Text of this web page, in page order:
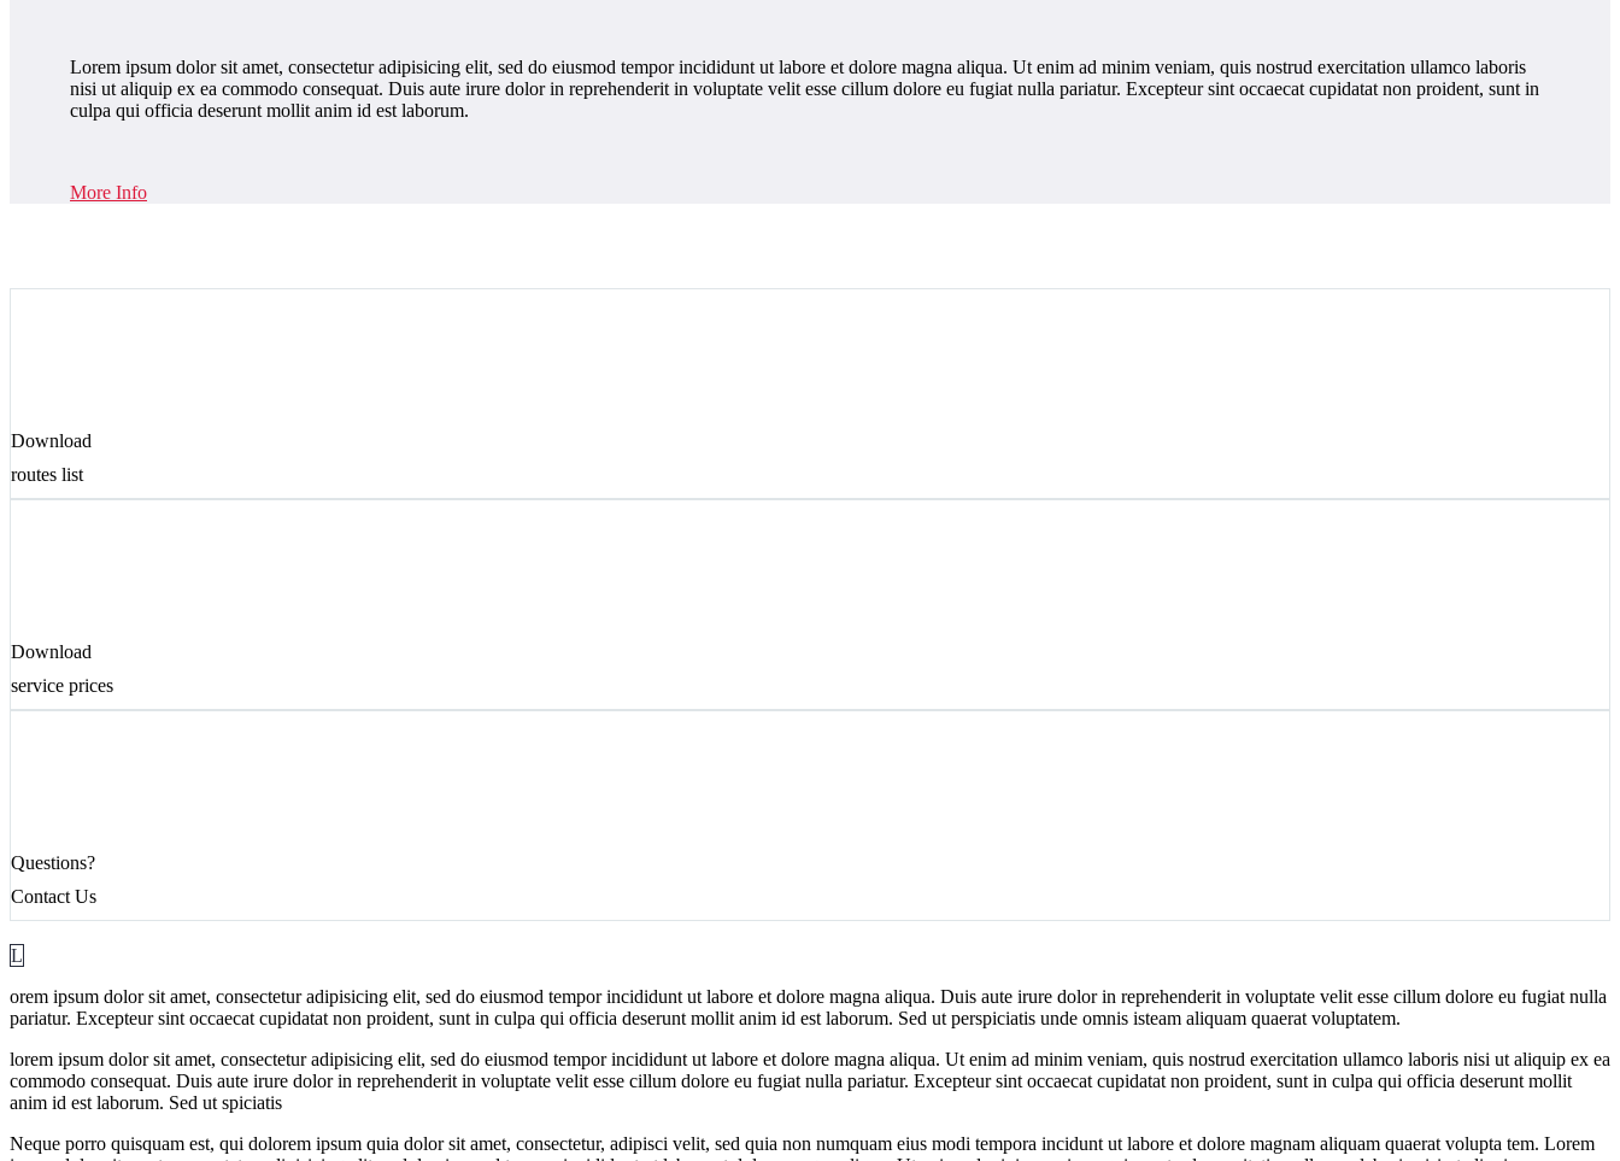
Lorem ipsum dolor sit amet, consectetur adipisicing elit, sed do eiusmod tempor incididunt ut labore et dolore magna aliqua. Ut enim ad minim veniam, quis nostrud exercitation ullamco laboris
nisi ut aliquip ex ea commodo consequat. Duis aute irure dolor in reprehenderit in voluptate velit esse cillum dolore eu fugiat nulla pariatur. Excepteur sint occaecat cupidatat non proident, sunt in
culpa qui officia deserunt mollit anim id est laborum.
More Info
Download
routes list
Download
service prices
Questions?
Contact Us
L
orem ipsum dolor sit amet, consectetur adipisicing elit, sed do eiusmod tempor incididunt ut labore et dolore magna aliqua. Duis aute irure dolor in reprehenderit in voluptate velit esse cillum dolore eu fugiat nulla
pariatur. Excepteur sint occaecat cupidatat non proident, sunt in culpa qui officia deserunt mollit anim id est laborum. Sed ut perspiciatis unde omnis isteam aliquam quaerat voluptatem.
lorem ipsum dolor sit amet, consectetur adipisicing elit, sed do eiusmod tempor incididunt ut labore et dolore magna aliqua. Ut enim ad minim veniam, quis nostrud exercitation ullamco laboris nisi ut aliquip ex ea
commodo consequat. Duis aute irure dolor in reprehenderit in voluptate velit esse cillum dolore eu fugiat nulla pariatur. Excepteur sint occaecat cupidatat non proident, sunt in culpa qui officia deserunt mollit
anim id est laborum. Sed ut spiciatis
Neque porro quisquam est, qui dolorem ipsum quia dolor sit amet, consectetur, adipisci velit, sed quia non numquam eius modi tempora incidunt ut labore et dolore magnam aliquam quaerat volupta tem. Lorem